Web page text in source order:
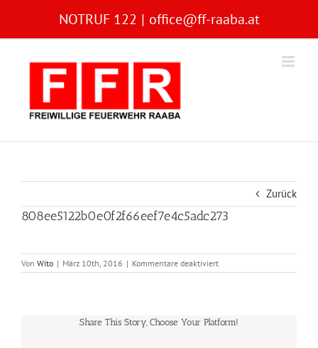
NOTRUF 122 | office@ff-raaba.at
Zurück
808ee5122b0e0f2f66eef7e4c5adc273
Von Wito | März 10th, 2016 | Kommentare deaktiviertfür
Share This Story, Choose Your Platform!